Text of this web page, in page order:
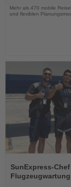
Mehr als 470 mobile
und flexiblen
Sie
die
Nachrichten
SunExpress-
Flugzeugwartung